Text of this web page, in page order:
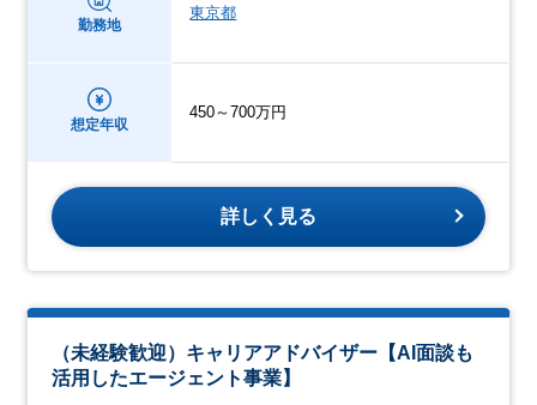
勤務地
東京都
想定年収
450～700万円
詳しく見る
（未経験歓迎）キャリアアドバイザー【AI面談も
活用したエージェント事業】